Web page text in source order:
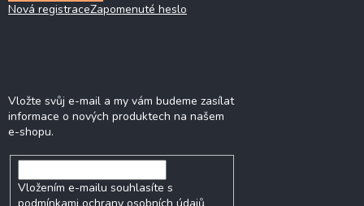
Nová registraceZapomenuté heslo
Vložte svůj e-mail a my vám budeme zasílat
informace o nových produktech na našem
e-shopu.
Vložením e-mailu souhlasíte s
podmínkami ochrany osobních údajů